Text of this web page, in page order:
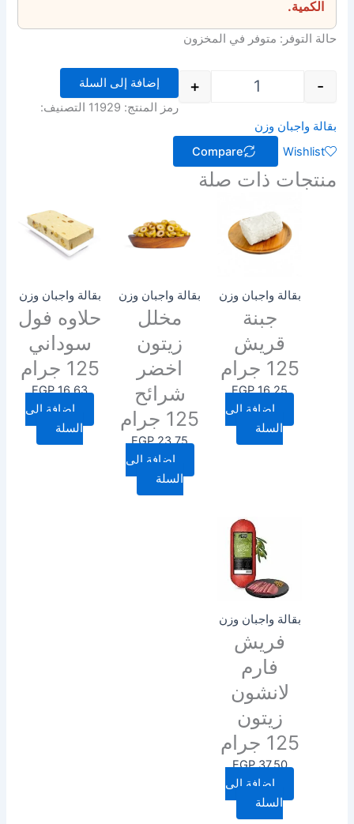
الكمية.
حالة التوفر: متوفر في المخزون
-
+
إضافة إلى السلة
رمز المنتج: 11929
التصنيف:
بقالة واجبان وزن
Wishlist
Compare
منتجات ذات صلة
بقالة واجبان وزن
جبنة
قريش
125 جرام
EGP16.25
إضافة إلى
السلة
بقالة واجبان وزن
مخلل
زيتون
اخضر
شرائح
125 جرام
EGP23.75
إضافة إلى
السلة
بقالة واجبان وزن
حلاوه فول
سوداني
125 جرام
EGP16.63
إضافة إلى
السلة
بقالة واجبان وزن
فريش
فارم
لانشون
زيتون
125 جرام
EGP37.50
إضافة إلى
السلة